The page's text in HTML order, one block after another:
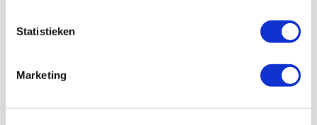
Statistieken
Marketing
23
Selectiedag ballenjongens/-meiden
SEP